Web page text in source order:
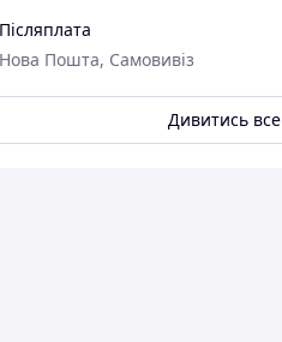
Післяплата
Нова Пошта, Самовивіз
Дивитись все